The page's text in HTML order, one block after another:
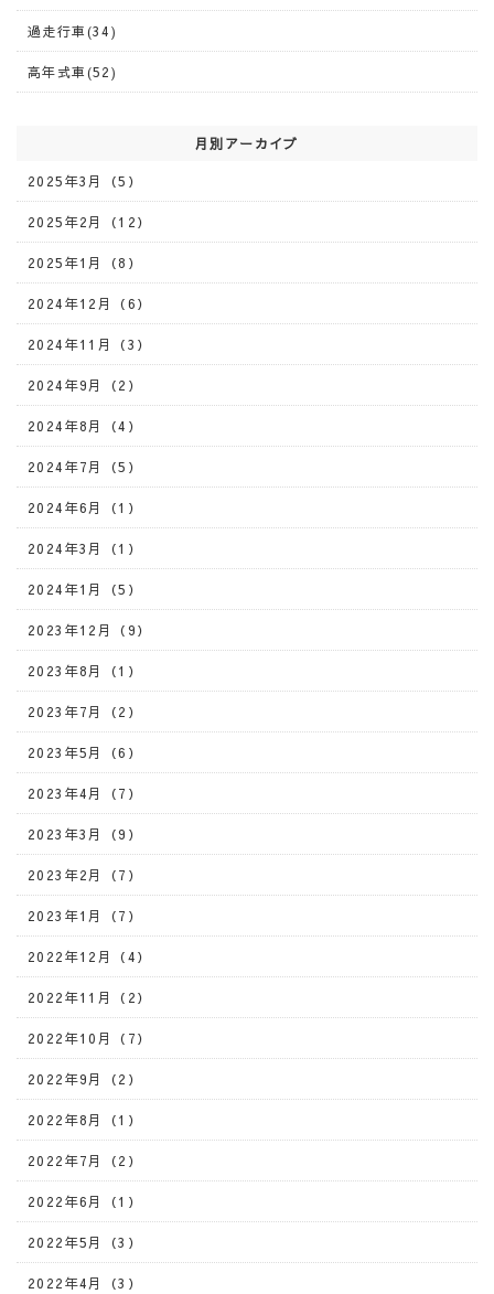
過走行車(34)
高年式車(52)
月別アーカイブ
2025年3月（5）
2025年2月（12）
2025年1月（8）
2024年12月（6）
2024年11月（3）
2024年9月（2）
2024年8月（4）
2024年7月（5）
2024年6月（1）
2024年3月（1）
2024年1月（5）
2023年12月（9）
2023年8月（1）
2023年7月（2）
2023年5月（6）
2023年4月（7）
2023年3月（9）
2023年2月（7）
2023年1月（7）
2022年12月（4）
2022年11月（2）
2022年10月（7）
2022年9月（2）
2022年8月（1）
2022年7月（2）
2022年6月（1）
2022年5月（3）
2022年4月（3）